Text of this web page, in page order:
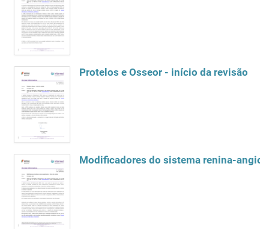
Protelos e Osseor - início da revisão
Modificadores do sistema renina-